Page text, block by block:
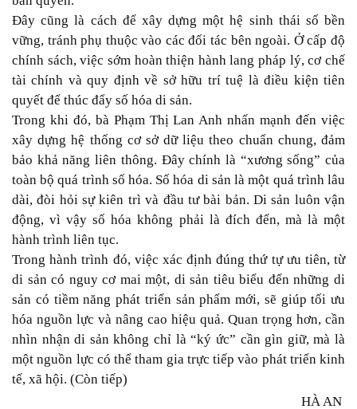
Đây cũng là cách để xây dựng một hệ sinh thái số bền
vững, tránh phụ thuộc vào các đối tác bên ngoài. Ở cấp độ
chính sách, việc sớm hoàn thiện hành lang pháp lý, cơ chế
tài chính và quy định về sở hữu trí tuệ là điều kiện tiên
quyết để thúc đẩy số hóa di sản.
Trong khi đó, bà Phạm Thị Lan Anh nhấn mạnh đến việc
xây dựng hệ thống cơ sở dữ liệu theo chuẩn chung, đảm
bảo khả năng liên thông. Đây chính là “xương sống” của
toàn bộ quá trình số hóa. Số hóa di sản là một quá trình lâu
dài, đòi hỏi sự kiên trì và đầu tư bài bản. Di sản luôn vận
động, vì vậy số hóa không phải là đích đến, mà là một
hành trình liên tục.
Trong hành trình đó, việc xác định đúng thứ tự ưu tiên, từ
di sản có nguy cơ mai một, di sản tiêu biểu đến những di
sản có tiềm năng phát triển sản phẩm mới, sẽ giúp tối ưu
hóa nguồn lực và nâng cao hiệu quả. Quan trọng hơn, cần
nhìn nhận di sản không chỉ là “ký ức” cần gìn giữ, mà là
một nguồn lực có thể tham gia trực tiếp vào phát triển kinh
tế, xã hội. (Còn tiếp)
HÀ AN